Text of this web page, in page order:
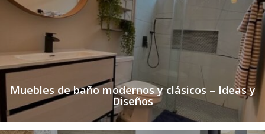
Muebles de baño modernos y clásicos – Ideas y
Diseños